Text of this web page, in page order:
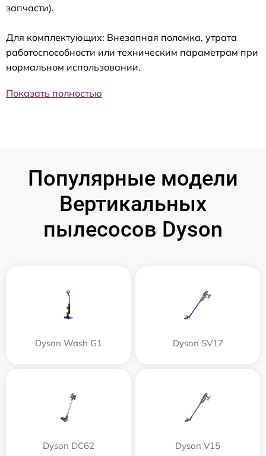
запчасти).
Для комплектующих: Внезапная поломка, утрата
работоспособности или техническим параметрам при
нормальном использовании.
Показать полностью
Популярные модели
Вертикальных
пылесосов Dyson
Dyson Wash G1 Dyson SV17
Dyson DC62 Dyson V15